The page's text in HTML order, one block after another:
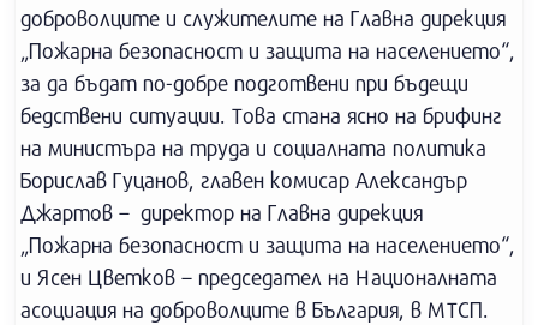
доброволците и служителите на Главна дирекция
„Пожарна безопасност и защита на населението“,
за да бъдат по-добре подготвени при бъдещи
бедствени ситуации. Това стана ясно на брифинг
на министъра на труда и социалната политика
Борислав Гуцанов, главен комисар Александър
Джартов – директор на Главна дирекция
„Пожарна безопасност и защита на населението“,
и Ясен Цветков – председател на Националната
асоциация на доброволците в България, в МТСП.